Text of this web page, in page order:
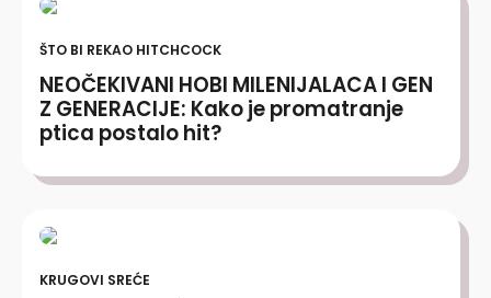
ŠTO BI REKAO HITCHCOCK
NEOČEKIVANI HOBI MILENIJALACA I GEN
Z GENERACIJE: Kako je promatranje
ptica postalo hit?
KRUGOVI SREĆE